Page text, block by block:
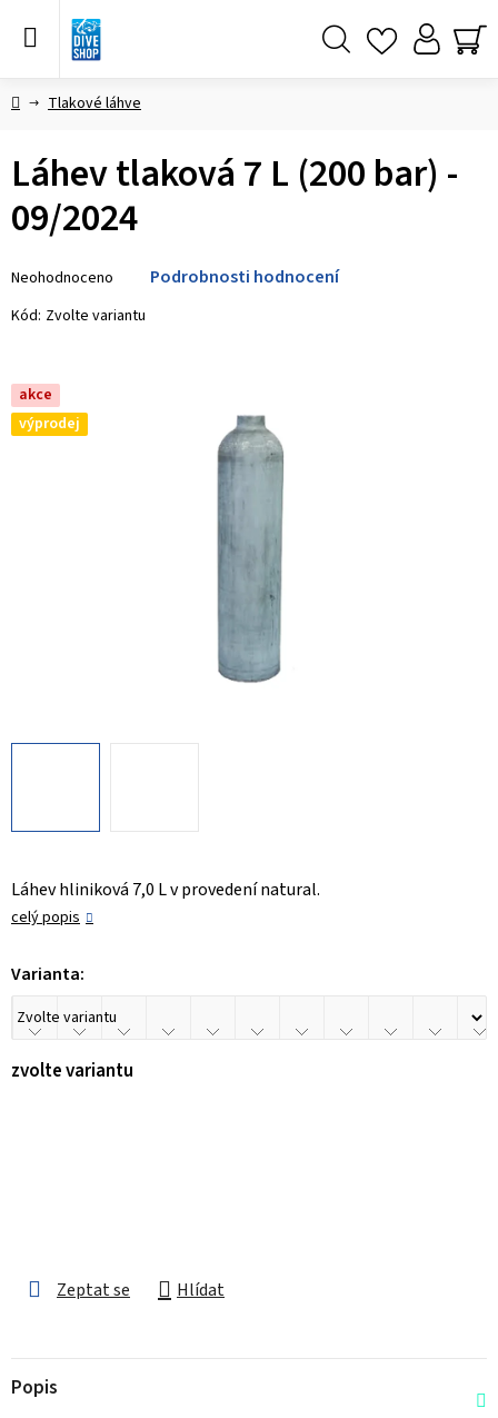
DomůTlakové láhve
Láhev hliniková 7,0 L v provedení natural.
celý popis
Varianta:
zvolte variantu
Zeptat se Hlídat
Láhev tlaková 7 L (200 bar) -
09/2024
hodnocení
produktu
z 5
hvězdiček.
Neohodnoceno Podrobnosti hodnocení
Kód: Zvolte variantu
akce
výprodej
Popis